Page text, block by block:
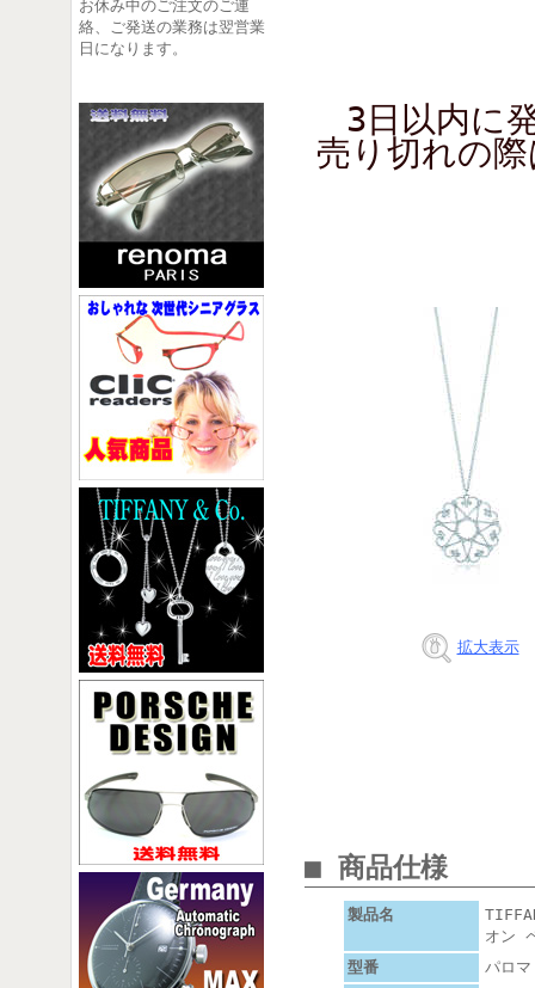
お休み中のご注文のご連
絡、ご発送の業務は翌営業
日になります。
3日以内に
売り切れの
拡大表示
■ 商品仕様
製品名
オン
型番
パロ